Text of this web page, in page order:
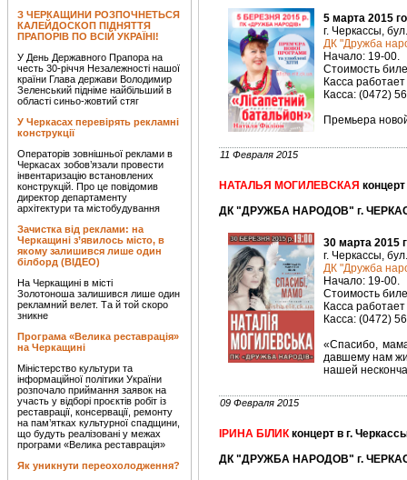
З ЧЕРКАЩИНИ РОЗПОЧНЕТЬСЯ
КАЛЕЙДОСКОП ПІДНЯТТЯ
ПРАПОРІВ ПО ВСІЙ УКРАЇНІ!
У День Державного Прапора на
честь 30-річчя Незалежності нашої
країни Глава держави Володимир
Зеленський підніме найбільший в
області синьо-жовтий стяг
У Черкасах перевірять рекламні
конструкції
Операторів зовнішньої реклами в
Черкасах зобов’язали провести
інвентаризацію встановлених
конструкцій. Про це повідомив
директор департаменту
архітектури та містобудування
Зачистка від реклами: на
Черкащині з’явилось місто, в
якому залишився лише один
білборд (ВІДЕО)
На Черкащині в місті
Золотоноша залишився лише один
рекламний велет. Та й той скоро
зникне
Програма «Велика реставрація»
на Черкащині
Міністерство культури та
інформаційної політики України
розпочало приймання заявок на
участь у відборі проєктів робіт із
реставрації, консервації, ремонту
на пам’ятках культурної спадщини,
що будуть реалізовані у межах
програми «Велика реставрація»
Як уникнути переохолодження?
5 марта 2015
г. Черкассы,
ДК "Дружба
Начало: 19-00.
Стоимость
Касса
Касса: (0472)
Премьера
11 Февраля 2015
НАТАЛЬЯ МОГИЛЕВСКАЯ
ДК "ДРУЖБА НАРОДОВ" г.
30 марта 2015
г. Черкассы,
ДК "Дружба
Начало: 19-00.
Стоимость
Касса
Касса: (0472)
«Спасибо,
давшему нам
нашей
09 Февраля 2015
ІРИНА БІЛИКконцерт в г.
ДК "ДРУЖБА НАРОДОВ" г.